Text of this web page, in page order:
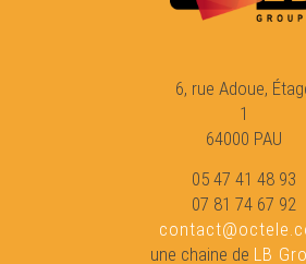
Vrenhas, biò e Brexit
Lo rambalh de la Sent Martin
La formacion " Ensenhar"
6, rue Adoue,
1
64000 PAU
05 47 41 48 93
07 81 74 67 92
une chaine de LB